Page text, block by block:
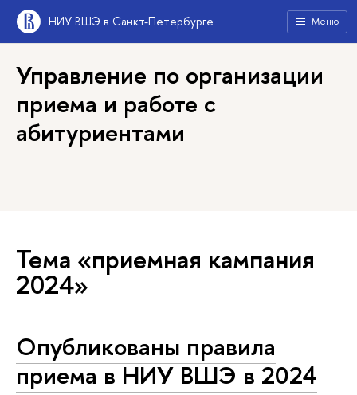
НИУ ВШЭ в Санкт-Петербурге Меню
Управление по организации
приема и работе с
абитуриентами
Тема «приемная кампания
2024»
Опубликованы правила
приема в НИУ ВШЭ в 2024